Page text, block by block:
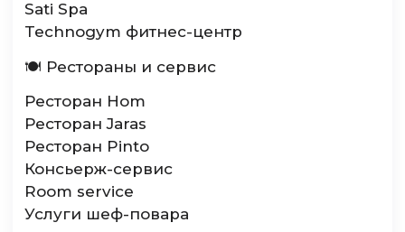
Sati Spa
Technogym фитнес-центр
🍽 Рестораны и сервис
Ресторан Hom
Ресторан Jaras
Ресторан Pinto
Консьерж-сервис
Room service
Услуги шеф-повара